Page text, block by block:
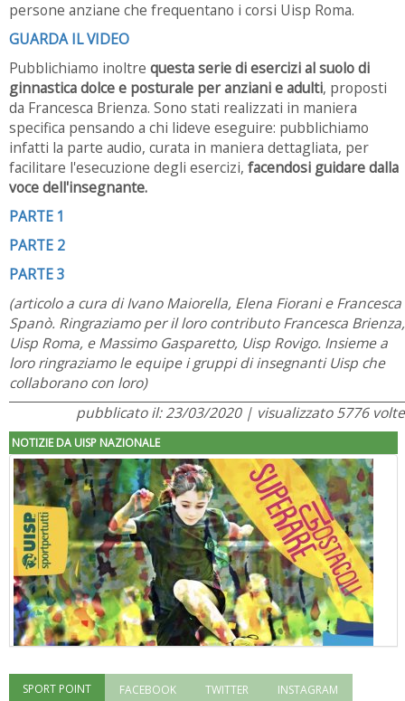
persone anziane che frequentano i corsi Uisp Roma.
GUARDA IL VIDEO
Pubblichiamo inoltre questa serie di esercizi al suolo di
ginnastica dolce e posturale per anziani e adulti, proposti
da Francesca Brienza. Sono stati realizzati in maniera
specifica pensando a chi lideve eseguire: pubblichiamo
infatti la parte audio, curata in maniera dettagliata, per
facilitare l'esecuzione degli esercizi, facendosi guidare dalla
voce dell'insegnante.
PARTE 1
PARTE 2
PARTE 3
(articolo a cura di Ivano Maiorella, Elena Fiorani e Francesca
Spanò. Ringraziamo per il loro contributo Francesca Brienza,
Uisp Roma, e Massimo Gasparetto, Uisp Rovigo. Insieme a
loro ringraziamo le equipe i gruppi di insegnanti Uisp che
collaborano con loro)
pubblicato il: 23/03/2020 | visualizzato 5776 volte
NOTIZIE DA UISP NAZIONALE
"Superare gli ostacoli": la relazione di Tiziano Pesce al CN Uisp
SPORT POINT FACEBOOK TWITTER INSTAGRAM